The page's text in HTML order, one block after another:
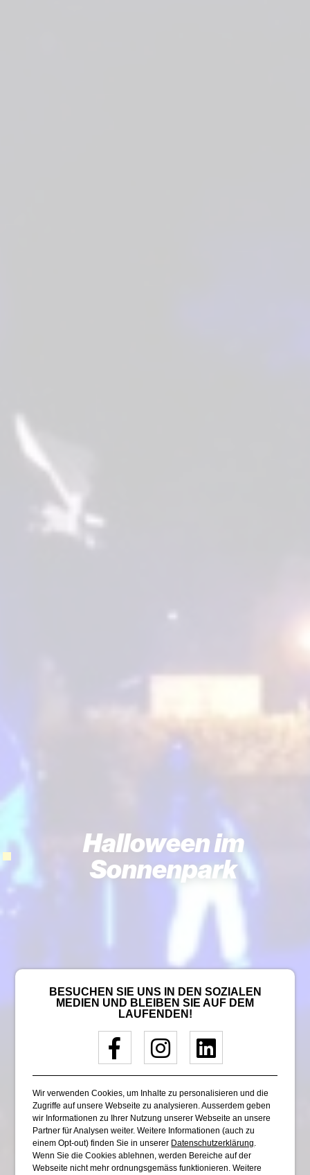
Halloween im
Sonnenpark
BESUCHEN SIE UNS IN DEN SOZIALEN
MEDIEN UND BLEIBEN SIE AUF DEM
LAUFENDEN!
Wir verwenden Cookies, um Inhalte zu personalisieren und die
Zugriffe auf unsere Webseite zu analysieren. Ausserdem geben
wir Informationen zu Ihrer Nutzung unserer Webseite an unsere
Partner für Analysen weiter. Weitere Informationen (auch zu
einem Opt-out) finden Sie in unserer Datenschutzerklärung.
Wenn Sie die Cookies ablehnen, werden Bereiche auf der
Webseite nicht mehr ordnungsgemäss funktionieren. Weitere